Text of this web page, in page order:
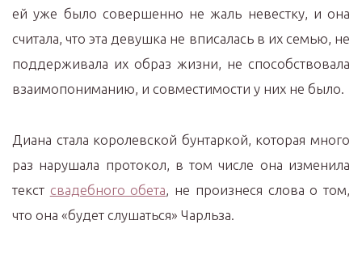
ей уже было совершенно не жаль невестку, и она
считала, что эта девушка не вписалась в их семью, не
поддерживала их образ жизни, не способствовала
взаимопониманию, и совместимости у них не было.
Диана стала королевской бунтаркой, которая много
раз нарушала протокол, в том числе она изменила
текст свадебного обета, не произнеся слова о том,
что она «будет слушаться» Чарльза.